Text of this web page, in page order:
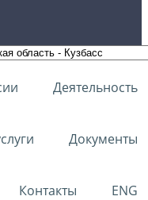
Деятельность
Документы
Контакты ENG